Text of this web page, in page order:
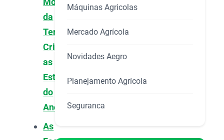
da
Terra
Criam
as
Estações
do
Ano
As
Máquinas Agricolas
Mercado Agrícola
Novidades Aegro
Planejamento Agrícola
Seguranca